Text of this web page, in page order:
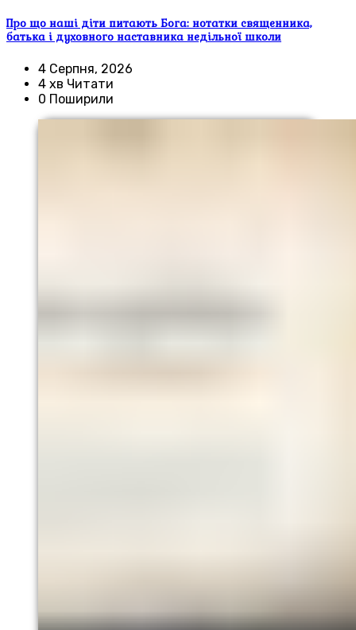
Про що наші діти питають Бога: нотатки священника,
батька і духовного наставника недільної школи
4 Серпня, 2026
4 хв Читати
0 Поширили